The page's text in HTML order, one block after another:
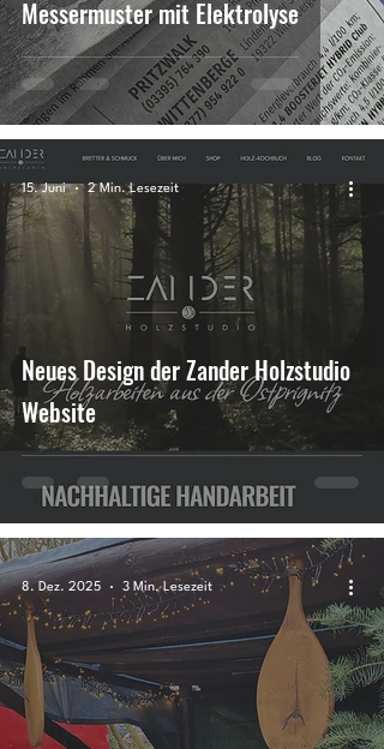
Messermuster mit Elektrolyse
Neues Design der Zander Holzstudio
Website
15. Juni 2 Min. Lesezeit
8. Dez. 2025 3 Min. Lesezeit